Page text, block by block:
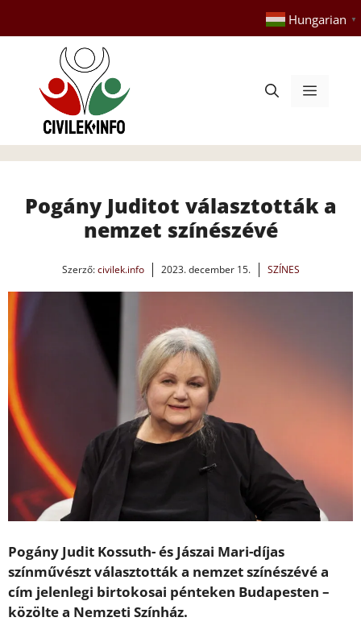
tartalomba
Hungarian ▼
Menü
Pogány Juditot választották a
nemzet színészévé
Szerző:civilek.info 2023. december 15. SZÍNES
Pogány Judit Kossuth- és Jászai Mari-díjas
színművészt választották a nemzet színészévé a
cím jelenlegi birtokosai pénteken Budapesten –
közölte a Nemzeti Színház.